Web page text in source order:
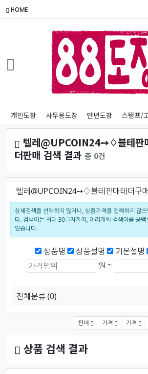
HOME
개인도장 사무용도장 만년도장 스탬프/
텔레@UPCOIN24➙♢블테판
더판매 검색 결과 총 0건
검색어
상세검색을 선택하지 않거나, 상품가격을 입력하지 않
다. 검색어는 최대 30글자까지, 여러개의 검색어를 공
있습니다.
검색범위
상품명 상품설명 기본설명
상품가격 (원)
최소 가격 원 ~
전체분류(0)
판매 가격 가격
상품 검색 결과